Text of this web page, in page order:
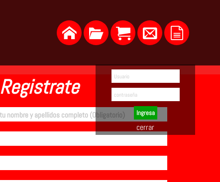
Ingresa
cerrar
Registrate